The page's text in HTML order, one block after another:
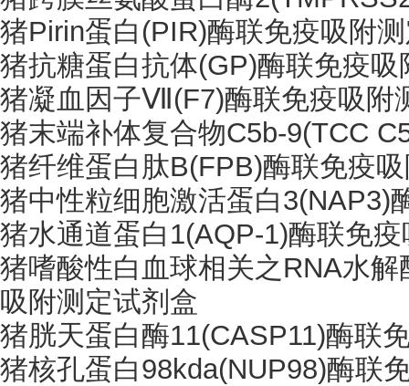
猪Pirin蛋白(PIR)酶联免疫吸附
猪抗糖蛋白抗体(GP)酶联免疫
猪凝血因子Ⅶ(F7)酶联免疫吸附
猪末端补体复合物C5b-9(TCC
猪纤维蛋白肽B(FPB)酶联免疫
猪中性粒细胞激活蛋白3(NAP3)
猪水通道蛋白 1(AQP-1)酶联免
猪嗜酸性白血球相关之RNA水解
吸附测定试剂盒
猪胱天蛋白酶11(CASP11)酶联
猪核孔蛋白98kda(NUP98)酶联